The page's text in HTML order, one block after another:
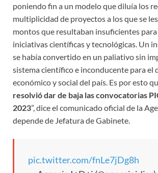
poniendo fin a un modelo que diluía los
multiplicidad de proyectos a los que se
montos que resultaban insuficientes
iniciativas científicas y tecnológicas. Un
se había convertido en un paliativo sin
sistema científico e inconducente para el
económico y social del país. Es por esto
resolvió dar de baja las convocatorias
2023”, dice el comunicado oficial de la
depende de Jefatura de Gabinete.
pic.twitter.com/fnLe7jDg8h